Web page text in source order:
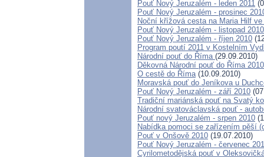
Pouť Nový Jeruzalém - leden 2011
Pouť Nový Jeruzalém - prosinec
Noční křížová cesta na Maria Hilf
Pouť Nový Jeruzalém - listopad 2010
Pouť Nový Jeruzalém - říjen 2010
Program poutí 2011 v Kostelním
Národní pouť do Říma (29.09.2010)
Děkovná Národní pouť do Říma 2010
O cestě do Říma(10.09.2010)
Moravská pouť do Jeníkova u
Pouť Nový Jeruzalém - září 2010
Tradiční mariánská pouť na Svatý
Národní svatováclavská pouť -
Pouť nový Jeruzalém - srpen 2010
Nabídka pomoci se zařízením pěší
Pouť v Onšově 2010 (19.07.2010)
Pouť Nový Jeruzalém - červenec
Cyrilometodějská pouť v